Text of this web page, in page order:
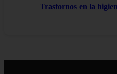
Trastornos en la